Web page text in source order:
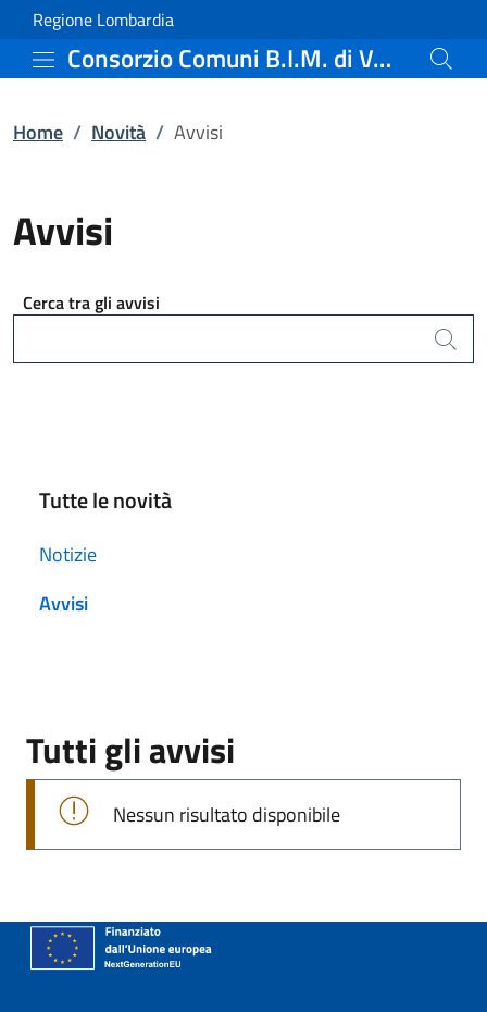
Vai al contenuto principale
Avvisi | Consorzio
Regione Lombardia
Consorzio Comuni B.I.M. di Valle Camonica
Home / Novità / Avvisi
Avvisi
Cerca tra gli avvisi
Cerca
Tutte le novità
Notizie
Avvisi
Tutti gli avvisi
Nessun risultato disponibile